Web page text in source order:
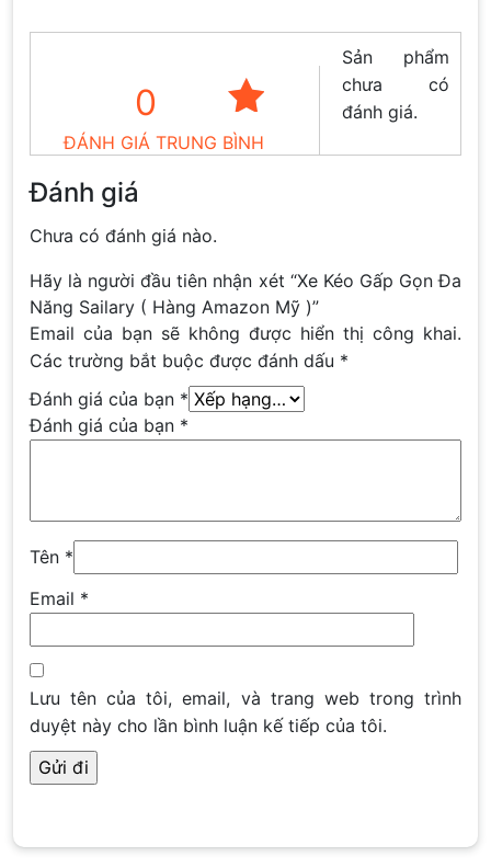
0
ĐÁNH GIÁ TRUNG BÌNH
Sản phẩm
chưa có
đánh giá.
Đánh giá
Chưa có đánh giá nào.
Hãy là người đầu tiên nhận xét “Xe Kéo Gấp Gọn Đa
Năng Sailary ( Hàng Amazon Mỹ )”
Email của bạn sẽ không được hiển thị công khai.
Các trường bắt buộc được đánh dấu *
Đánh giá của bạn *
Đánh giá của bạn *
Tên *
Email *
Lưu tên của tôi, email, và trang web trong trình
duyệt này cho lần bình luận kế tiếp của tôi.